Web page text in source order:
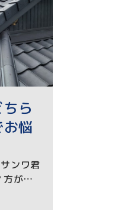
ら
悩
ンワ君
方が…